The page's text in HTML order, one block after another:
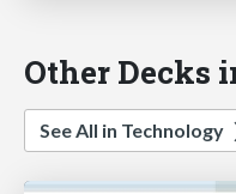
Other Decks
See All in Technology